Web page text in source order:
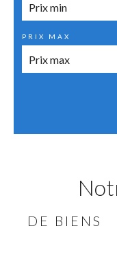
DE BIENS
PRIX MAX